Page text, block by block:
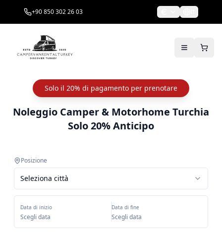
+90 850 302 26 03
Solo il 20% di pagamento per prenotare
Noleggio Camper & Motorhome Turchia
Solo 20% Anticipo
Posizione
Seleziona città
Data di inizio
Scegli data
Data di fine
Scegli data